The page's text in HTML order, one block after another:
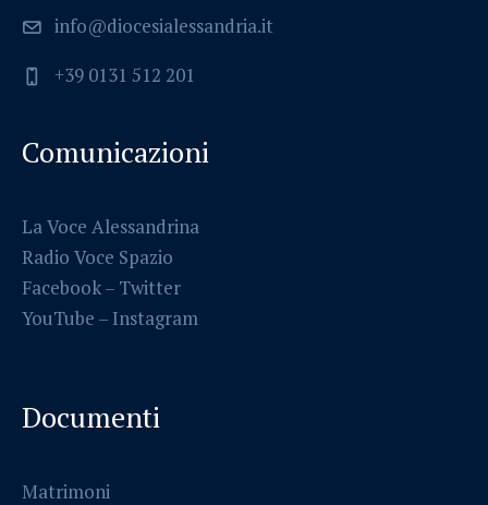
info@diocesialessandria.it
+39 0131 512 201
Comunicazioni
La Voce Alessandrina
Radio Voce Spazio
Facebook– Twitter
YouTube – Instagram
Documenti
Matrimoni